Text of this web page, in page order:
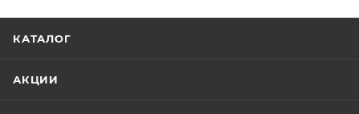
КАТАЛОГ
АКЦИИ